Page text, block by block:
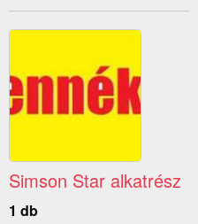
Simson Star alkatrész
1 db